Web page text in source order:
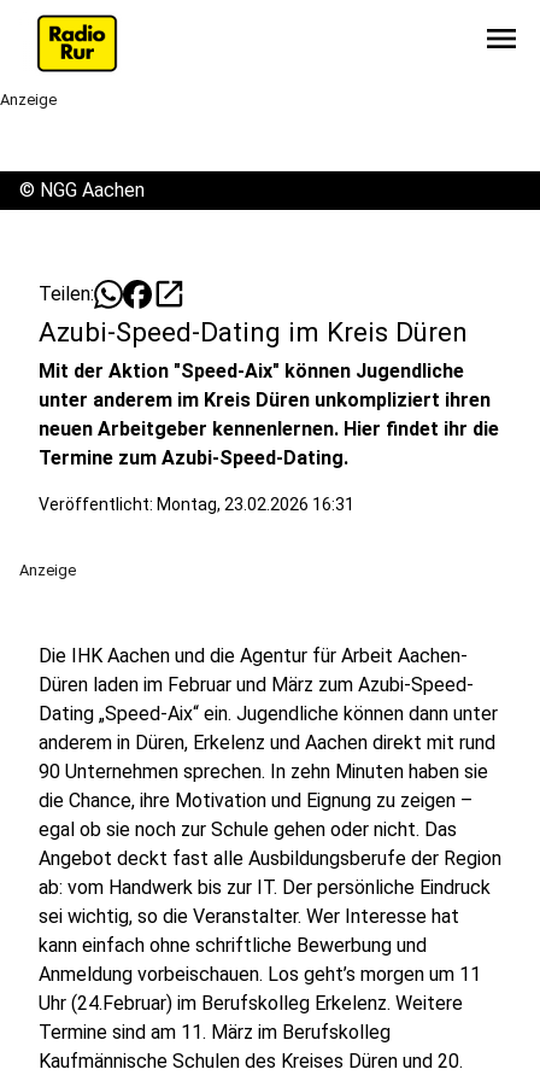
menu
Anzeige
© NGG Aachen
Teilen: open_in_new
Azubi-Speed-Dating im Kreis Düren
Mit der Aktion "Speed-Aix" können Jugendliche
unter anderem im Kreis Düren unkompliziert ihren
neuen Arbeitgeber kennenlernen. Hier findet ihr die
Termine zum Azubi-Speed-Dating.
Veröffentlicht: Montag, 23.02.2026 16:31
Anzeige
Die IHK Aachen und die Agentur für Arbeit Aachen-
Düren laden im Februar und März zum Azubi-Speed-
Dating „Speed-Aix“ ein. Jugendliche können dann unter
anderem in Düren, Erkelenz und Aachen direkt mit rund
90 Unternehmen sprechen. In zehn Minuten haben sie
die Chance, ihre Motivation und Eignung zu zeigen –
egal ob sie noch zur Schule gehen oder nicht. Das
Angebot deckt fast alle Ausbildungsberufe der Region
ab: vom Handwerk bis zur IT. Der persönliche Eindruck
sei wichtig, so die Veranstalter. Wer Interesse hat
kann einfach ohne schriftliche Bewerbung und
Anmeldung vorbeischauen. Los geht’s morgen um 11
Uhr (24.Februar) im Berufskolleg Erkelenz. Weitere
Termine sind am 11. März im Berufskolleg
Kaufmännische Schulen des Kreises Düren und 20.